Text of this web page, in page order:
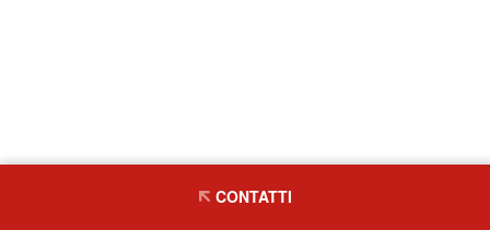
CONTATTI